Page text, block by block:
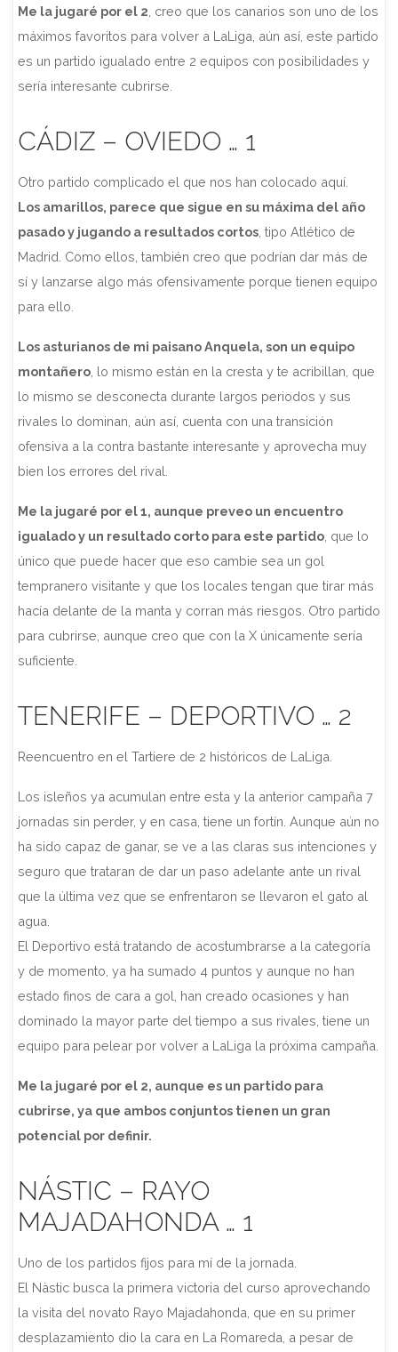
Me la jugaré por el 2 , creo que los canarios son uno de los
máximos favoritos para volver a LaLiga, aún así, este partido
es un partido igualado entre 2 equipos con posibilidades y
sería interesante cubrirse.
CÁDIZ – OVIEDO … 1
Otro partido complicado el que nos han colocado aquí.
Los amarillos, parece que sigue en su máxima del año
pasado y jugando a resultados cortos, tipo Atlético de
Madrid. Como ellos, también creo que podrían dar más de
sí y lanzarse algo más ofensivamente porque tienen equipo
para ello.
Los asturianos de mi paisano Anquela, son un equipo
montañero, lo mismo están en la cresta y te acribillan, que
lo mismo se desconecta durante largos periodos y sus
rivales lo dominan, aún así, cuenta con una transición
ofensiva a la contra bastante interesante y aprovecha muy
bien los errores del rival.
Me la jugaré por el 1, aunque preveo un encuentro
igualado y un resultado corto para este partido, que lo
único que puede hacer que eso cambie sea un gol
tempranero visitante y que los locales tengan que tirar más
hacía delante de la manta y corran más riesgos. Otro partido
para cubrirse, aunque creo que con la X únicamente sería
suficiente.
TENERIFE – DEPORTIVO … 2
Reencuentro en el Tartiere de 2 históricos de LaLiga.
Los isleños ya acumulan entre esta y la anterior campaña 7
jornadas sin perder, y en casa, tiene un fortín. Aunque aún no
ha sido capaz de ganar, se ve a las claras sus intenciones y
seguro que trataran de dar un paso adelante ante un rival
que la última vez que se enfrentaron se llevaron el gato al
agua.
El Deportivo está tratando de acostumbrarse a la categoría
y de momento, ya ha sumado 4 puntos y aunque no han
estado finos de cara a gol, han creado ocasiones y han
dominado la mayor parte del tiempo a sus rivales, tiene un
equipo para pelear por volver a LaLiga la próxima campaña.
Me la jugaré por el 2, aunque es un partido para
cubrirse, ya que ambos conjuntos tienen un gran
potencial por definir.
NÁSTIC – RAYO
MAJADAHONDA … 1
Uno de los partidos fijos para mí de la jornada.
El Nàstic busca la primera victoria del curso aprovechando
la visita del novato Rayo Majadahonda, que en su primer
desplazamiento dio la cara en La Romareda, a pesar de